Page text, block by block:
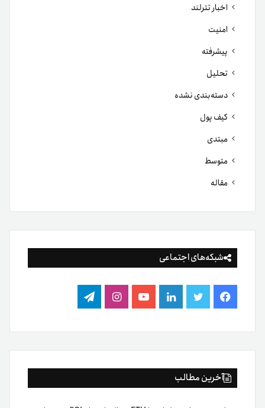
اخبار تترلند
امنیت
پیشرفته
تحلیل
دسته‌بندی نشده
کیف پول
مبتدی
متوسط
مقاله
شبکه‌های اجتماعی
فیس
بوک
توییتر لینکدینیوتیوباینستاگرام
تلگرام
آخرین مطالب